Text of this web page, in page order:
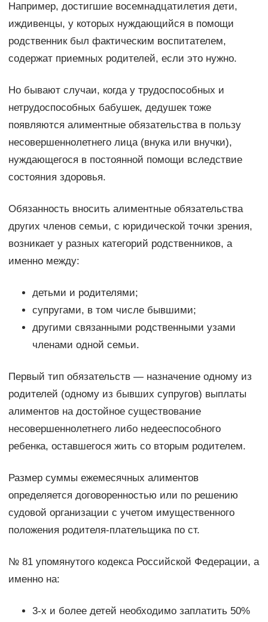
Например, достигшие восемнадцатилетия дети,
иждивенцы, у которых нуждающийся в помощи
родственник был фактическим воспитателем,
содержат приемных родителей, если это нужно.
Но бывают случаи, когда у трудоспособных и
нетрудоспособных бабушек, дедушек тоже
появляются алиментные обязательства в пользу
несовершеннолетнего лица (внука или внучки),
нуждающегося в постоянной помощи вследствие
состояния здоровья.
Обязанность вносить алиментные обязательства
других членов семьи, с юридической точки зрения,
возникает у разных категорий родственников, а
именно между:
детьми и родителями;
супругами, в том числе бывшими;
другими связанными родственными узами
членами одной семьи.
Первый тип обязательств — назначение одному из
родителей (одному из бывших супругов) выплаты
алиментов на достойное существование
несовершеннолетнего либо недееспособного
ребенка, оставшегося жить со вторым родителем.
Размер суммы ежемесячных алиментов
определяется договоренностью или по решению
судовой организации с учетом имущественного
положения родителя-плательщика по ст.
№ 81 упомянутого кодекса Российской Федерации, а
именно на:
3-х и более детей необходимо заплатить 50%